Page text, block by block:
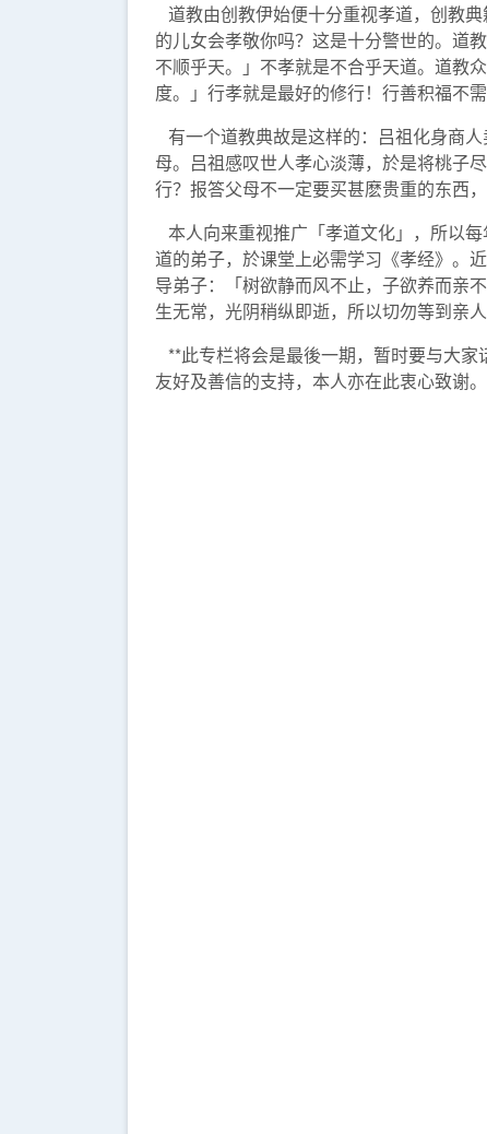
道教由创教伊始便十分重视孝道，创教
的儿女会孝敬你吗？这是十分警世的。道
不顺乎天。」不孝就是不合乎天道。道教
度。」行孝就是最好的修行！行善积福不
有一个道教典故是这样的：吕祖化身商
母。吕祖感叹世人孝心淡薄，於是将桃子
行？报答父母不一定要买甚麽贵重的东西
本人向来重视推广「孝道文化」，所以
道的弟子，於课堂上必需学习《孝经》。
导弟子：「树欲静而风不止，子欲养而亲
生无常，光阴稍纵即逝，所以切勿等到亲
**此专栏将会是最後一期，暂时要与大
友好及善信的支持，本人亦在此衷心致谢